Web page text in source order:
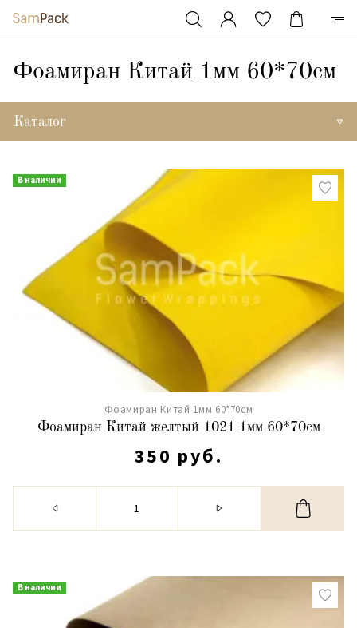
Фоамиран Китай 1мм 60*70см
Каталог
В наличии
Фоамиран Китай 1мм 60*70см
Фоамиран Китай желтый 1021 1мм 60*70см
350 руб.
В наличии